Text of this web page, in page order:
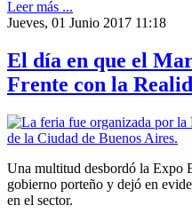
Leer más ...
Jueves, 01 Junio 2017 11:18
El día en que el
Frente con la
Una multitud desbordó la Expo
gobierno porteño y dejó en
en el sector.